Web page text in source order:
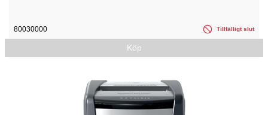
80030000 Tillfälligt slut
Köp